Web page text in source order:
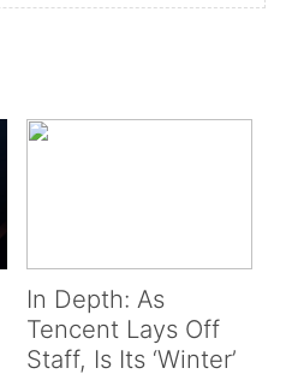
In Depth: As
Tencent Lays Off
Staff, Is Its ‘Winter’